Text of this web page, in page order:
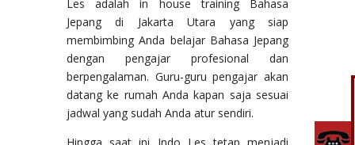
Les adalah in house training Bahasa
Jepang di Jakarta Utara yang siap
membimbing Anda belajar Bahasa Jepang
dengan pengajar profesional dan
berpengalaman. Guru-guru pengajar akan
datang ke rumah Anda kapan saja sesuai
jadwal yang sudah Anda atur sendiri.